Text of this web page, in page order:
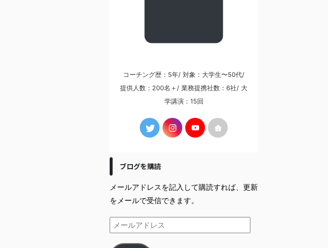
コーチング歴：5年/ 対象：大学生〜50代/
提供人数：200名＋/ 業務提携社数：6社/ 大
学講演：15回
ブログを購読
メールアドレスを記入して購読すれば、更新
をメールで受信できます。